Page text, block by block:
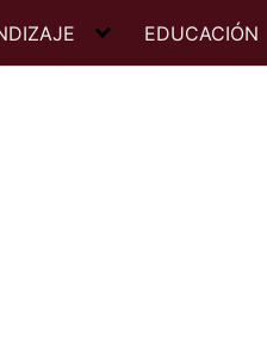
EDUCACIÓN